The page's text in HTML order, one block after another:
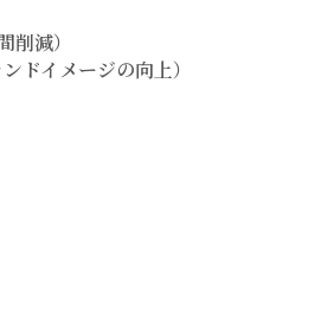
減）
ドイメージの向上）